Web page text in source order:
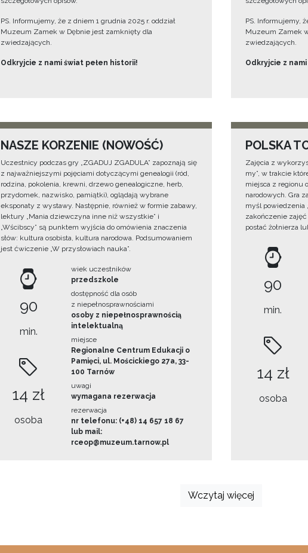
PS. Informujemy, że z dniem 1 grudnia 2025 r. oddział
Muzeum Zamek w Dębnie jest zamknięty dla
zwiedzających.
Odkryjcie z nami świat pełen historii!
PS. Informujemy,
Muzeum Zamek
zwiedzających.
Odkryjcie z
NASZE KORZENIE (NOWOŚĆ)
Uczestnicy podczas gry „ZGADUJ ZGADULA” zapoznają się
z najważniejszymi pojęciami dotyczącymi genealogii (ród,
rodzina, pokolenia, krewni, drzewo genealogiczne, herb,
przydomek, nazwisko, pamiątki), oglądają wybrane
eksponaty z wystawy. Następnie, również w formie zabawy,
lektury „Mania dziewczyna inne niż wszystkie” i
„Wścibscy” są punktem wyjścia do omówienia znaczenia
słów: kultura osobista, kultura narodowa. Podsumowaniem
jest ćwiczenie „W przysłowiach nauka”.
90
min.
14 zł
osoba
wiek uczestników
przedszkole
dostępność dla osób
z niepełnosprawnościami
osoby z niepełnosprawnością
intelektualną
miejsce
Regionalne Centrum Edukacji o
Pamięci, ul. Mościckiego 27a, 33-
100 Tarnów
uwagi
wymagana rezerwacja
rezerwacja
nr telefonu: (+48) 14 657 18 67
lub mail:
rceop@muzeum.tarnow.pl
POLSKA
Zajęcia z
my”, w trakcie
miejsca z regionu
narodowych. Gra
myśl powiedzenia
zakończenie
postać żołnierza
90
min.
14 zł
osoba
Wczytaj więcej